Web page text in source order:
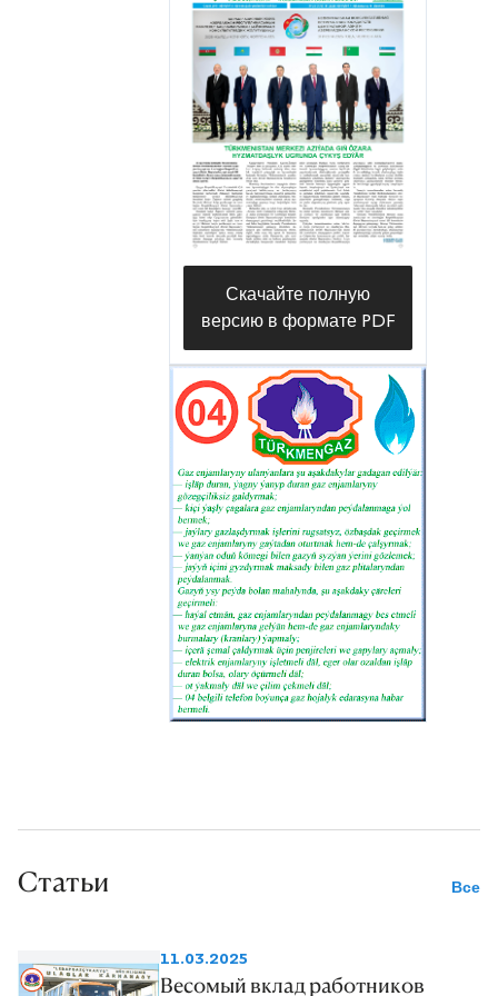
Tagtabazar etrap, Mary velayat. The
distance from pilot well No. 68, where
gas was received at the Döwletabat gas
condensate field, to the Gurrukbil field
is 15-20 kilometers, and to the Garabil
gas field, discovered on the eastern
side of the Gurrukbil field, is 10-15
kilometers.
Скачайте полную
версию в формате PDF
Статьи Все
11.03.2025
Весомый вклад работников